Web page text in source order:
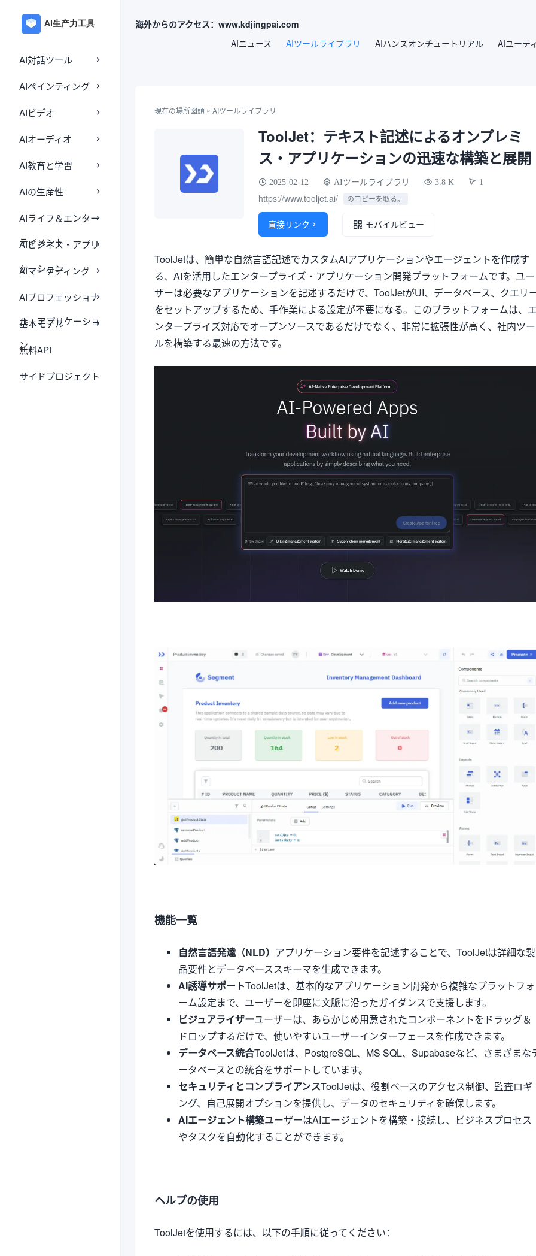
AI対話ツール
AIペインティング
AIビデオ
AIオーディオ
AI教育と学習
AIの生産性
AIライフ＆エンター
テイメント
AIビジネス・アプリ
ケーション
AIマーケティング
AIプロフェッショナ
ル・アプリケーショ
ン
基本モデル
無料API
サイドプロジェクト
海外からのアクセス：www.kdjingpai.com
AIニュース
AIツールライブラリ AIハンズオンチュートリアル AIユーテ
現在の場所図頭 » AIツールライブラリ
ToolJet：テキスト記述によるオンプレミ
ス・アプリケーションの迅速な構築と展開
2025-02-12 AIツールライブラリ 3.8 K 1
https://www.tooljet.ai/ のコピーを取る。
直接リンク  モバイルビュー
ToolJetは、簡単な自然言語記述でカスタムAIアプリケーションやエージェントを作成す
る、AIを活用したエンタープライズ・アプリケーション開発プラットフォームです。ユー
ザーは必要なアプリケーションを記述するだけで、ToolJetがUI、データベース、クエリ
をセットアップするため、手作業による設定が不要になる。このプラットフォームは、
ンタープライズ対応でオープンソースであるだけでなく、非常に拡張性が高く、社内ツー
ルを構築する最速の方法です。
機能一覧
自然言語発達（NLD） アプリケーション要件を記述することで、ToolJetは詳細な製
品要件とデータベーススキーマを生成できます。
AI誘導サポートToolJetは、基本的なアプリケーション開発から複雑なプラットフォ
ーム設定まで、ユーザーを即座に文脈に沿ったガイダンスで支援します。
ビジュアライザーユーザーは、あらかじめ用意されたコンポーネントをドラッグ＆
ドロップするだけで、使いやすいユーザーインターフェースを作成できます。
データベース統合ToolJetは、PostgreSQL、MS SQL、Supabaseなど、さまざまな
ータベースとの統合をサポートしています。
セキュリティとコンプライアンスToolJetは、役割ベースのアクセス制御、監査ロギ
ング、自己展開オプションを提供し、データのセキュリティを確保します。
AIエージェント構築ユーザーはAIエージェントを構築・接続し、ビジネスプロセス
やタスクを自動化することができます。
ヘルプの使用
ToolJetを使用するには、以下の手順に従ってください：